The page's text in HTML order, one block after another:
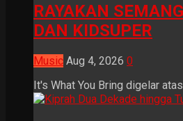
RAYAKAN
DAN KIDSUPER
Music Aug 4, 2026 0
It's What You Bring digelar